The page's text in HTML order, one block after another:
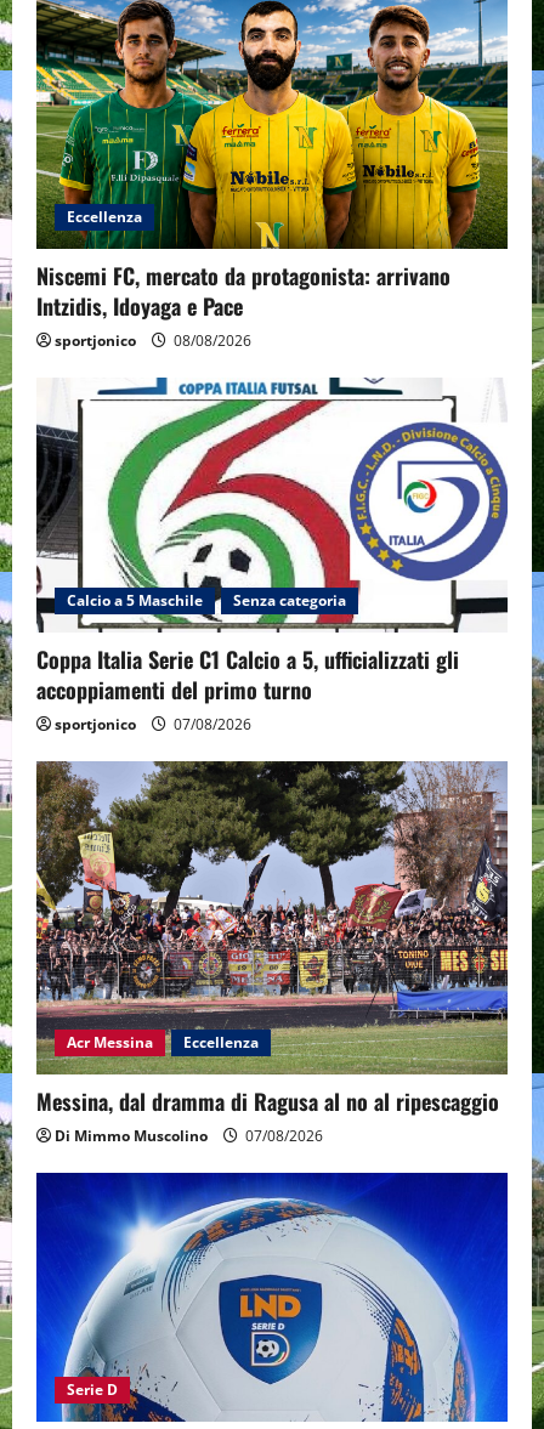
Eccellenza
Niscemi FC, mercato da protagonista: arrivano
Intzidis, Idoyaga e Pace
sportjonico 08/08/2026
Calcio a 5 Maschile Senza categoria
Coppa Italia Serie C1 Calcio a 5, ufficializzati gli
accoppiamenti del primo turno
sportjonico 07/08/2026
Acr Messina Eccellenza
Messina, dal dramma di Ragusa al no al ripescaggio
Di Mimmo Muscolino 07/08/2026
Serie D